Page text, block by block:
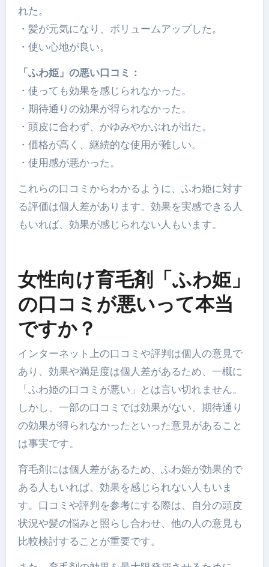
れた。
・髪が元気になり、ボリュームアップした。
・使い心地が良い。
「ふわ姫」の悪い口コミ：
・使っても効果を感じられなかった。
・期待通りの効果が得られなかった。
・頭皮に合わず、かゆみやかぶれが出た。
・価格が高く、継続的な使用が難しい。
・使用感が悪かった。
これらの口コミからわかるように、ふわ姫に対す
る評価は個人差があります。効果を実感できる人
もいれば、効果が感じられない人もいます。
女性向け育毛剤「ふわ姫」
の口コミが悪いって本当
ですか？
インターネット上の口コミや評判は個人の意見で
あり、効果や満足度は個人差があるため、一概に
「ふわ姫の口コミが悪い」とは言い切れません。
しかし、一部の口コミでは効果がない、期待通り
の効果が得られなかったといった意見があること
は事実です。
育毛剤には個人差があるため、ふわ姫が効果的で
ある人もいれば、効果を感じられない人もいま
す。口コミや評判を参考にする際は、自分の頭皮
状況や髪の悩みと照らし合わせ、他の人の意見も
比較検討することが重要です。